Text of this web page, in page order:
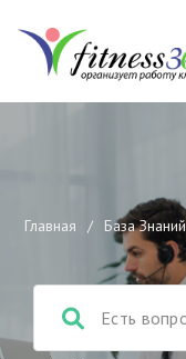
Главная / База Знаний